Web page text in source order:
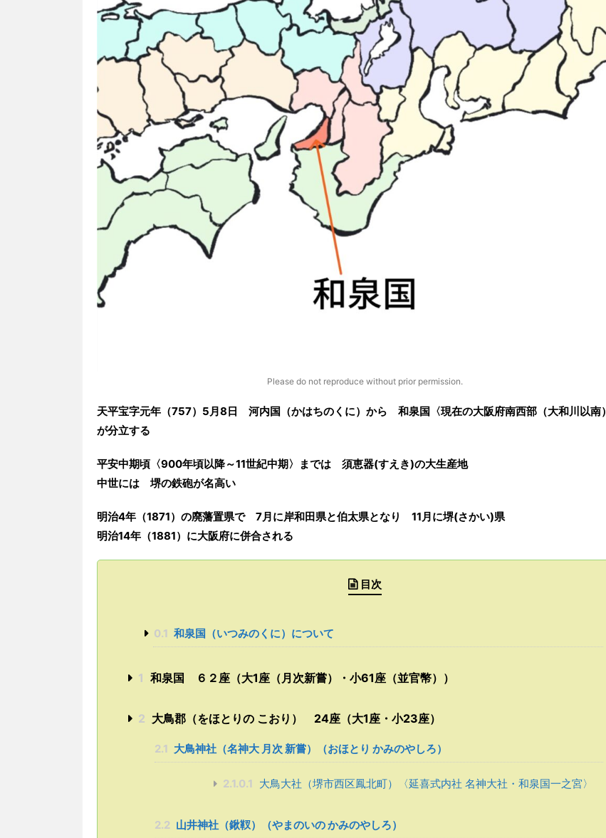
Please do not reproduce without prior permission.
天平宝字元年 （757） 5月8日 河内国 （かはちのくに） から 和泉国 〈現在の大阪府南西部（大和川以南）
が分立する
平安中期頃 〈900年頃以降～11世紀中期 〉 までは
須恵器(すえき)の大生産地
中世には
堺の鉄砲が名高い
明治4年（1871）の廃藩置県で 7月に岸和田県と伯太県となり
11月に堺(さかい)県
明治14年（1881）に大阪府に併合される
目次
0.1 和泉国（いつみのくに）について
1 和泉国 ６２座（大1座（月次新嘗）・小61座（並官幣））
2 大鳥郡（をほとりの こおり） 24座（大1座・小23座）
2.1 大鳥神社（名神大 月次 新嘗）（おほとり かみのやしろ）
2.1.0.1 大鳥大社（堺市西区鳳北町）〈延喜式内社 名神大社・和泉国一之宮〉
2.2 山井神社（鍬靫）（やまのいの かみのやしろ）